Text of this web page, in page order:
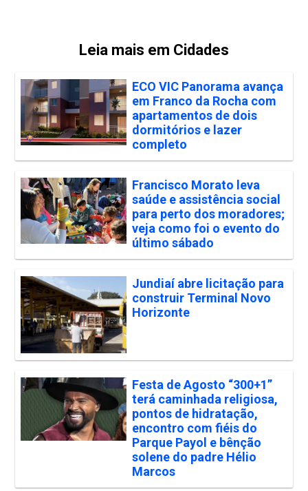
Leia mais em Cidades
ECO VIC Panorama avança
em Franco da Rocha com
apartamentos de dois
dormitórios e lazer
completo
Francisco Morato leva
saúde e assistência social
para perto dos moradores;
veja como foi o evento do
último sábado
Jundiaí abre licitação para
construir Terminal Novo
Horizonte
Festa de Agosto “300+1”
terá caminhada religiosa,
pontos de hidratação,
encontro com fiéis do
Parque Payol e bênção
solene do padre Hélio
Marcos